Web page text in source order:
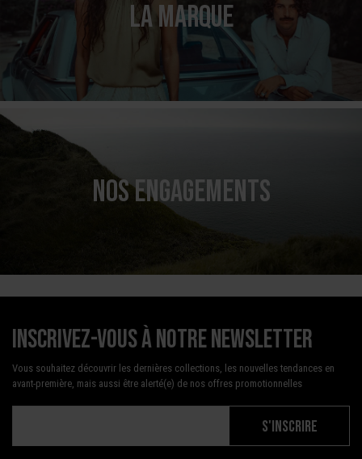
LA MARQUE
NOS ENGAGEMENTS
Inscrivez-vous à notre newsletter
Vous souhaitez découvrir les dernières collections, les nouvelles tendances en
avant-première, mais aussi être alerté(e) de nos offres promotionnelles
S'INSCRIRE